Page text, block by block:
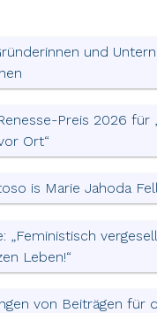
und
Preis 2026 für
Ort“
is Marie Jahoda
„Feministisch
Leben!“
von Beiträgen für